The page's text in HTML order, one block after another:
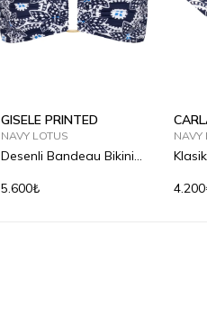
GISELE PRINTED
NAVY LOTUS
Desenli Bandeau Bikini
5.600₺
NAVY